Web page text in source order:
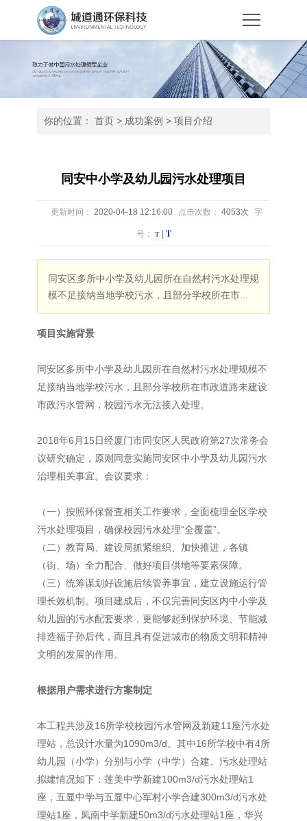
你的位置： 首页 > 成功案例 > 项目介绍
同安中小学及幼儿园污水处理项目
更新时间： 2020-04-18 12:16:00 点击次数： 4053次 字
号： T T
同安区多所中小学及幼儿园所在自然村污水处理规
模不足接纳当地学校污水，且部分学校所在市...
项目实施背景
同安区多所中小学及幼儿园所在自然村污水处理规模不
足接纳当地学校污水，且部分学校所在市政道路未建设
市政污水管网，校园污水无法接入处理。
2018年6月15日经厦门市同安区人民政府第27次常务会
议研究确定，原则同意实施同安区中小学及幼儿园污水
治理相关事宜。会议要求：
（一）按照环保督查相关工作要求，全面梳理全区学校
污水处理项目，确保校园污水处理“全覆盖”。
（二）教育局、建设局抓紧组织、加快推进，各镇
（街、场）全力配合、做好项目供地等要素保障。
（三）统筹谋划好设施后续管养事宜，建立设施运行管
理长效机制。项目建成后，不仅完善同安区内中小学及
幼儿园的污水配套要求，更能够起到保护环境、节能减
排造福子孙后代，而且具有促进城市的物质文明和精神
文明的发展的作用。
根据用户需求进行方案制定
本工程共涉及16所学校校园污水管网及新建11座污水处
理站，总设计水量为1090m3/d。其中16所学校中有4所
幼儿园（小学）分别与小学（中学）合建。污水处理站
拟建情况如下：莲美中学新建100m3/d污水处理站1
座，五显中学与五显中心军村小学合建300m3/d污水处
理站1座，凤南中学新建50m3/d污水处理站1座，华兴